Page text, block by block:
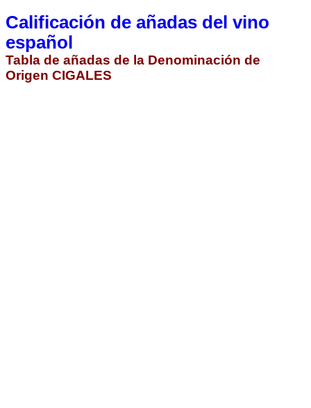
Calificación de añadas del vino
español
Tabla de añadas de la Denominación de
Origen CIGALES